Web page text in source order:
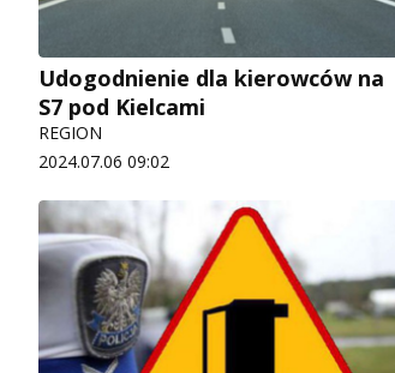
Udogodnienie dla kierowców na
S7 pod Kielcami
REGION
2024.07.06 09:02